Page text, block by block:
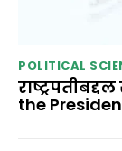
POLITICAL
the